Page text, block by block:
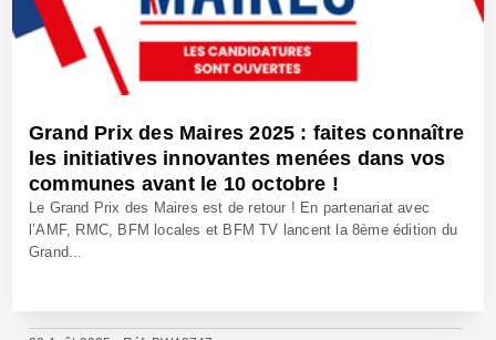
Grand Prix des Maires 2025 : faites connaître
les initiatives innovantes menées dans vos
communes avant le 10 octobre !
Le Grand Prix des Maires est de retour ! En partenariat avec
l’AMF, RMC, BFM locales et BFM TV lancent la 8ème édition du
Grand...